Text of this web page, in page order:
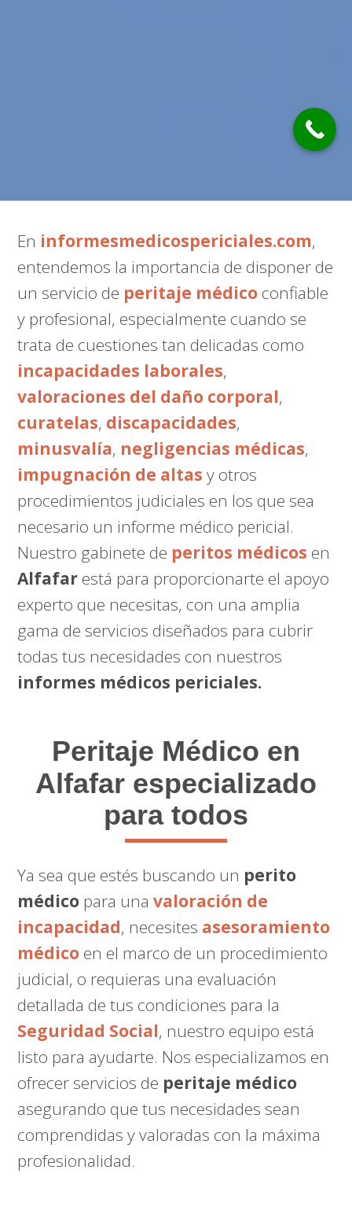
En informesmedicospericiales.com,
entendemos la importancia de disponer de
un servicio de peritaje médico confiable
y profesional, especialmente cuando se
trata de cuestiones tan delicadas como
incapacidades laborales,
valoraciones del daño corporal,
curatelas, discapacidades,
minusvalía, negligencias médicas,
impugnación de altas y otros
procedimientos judiciales en los que sea
necesario un informe médico pericial.
Nuestro gabinete de peritos médicos en
Alfafar está para proporcionarte el apoyo
experto que necesitas, con una amplia
gama de servicios diseñados para cubrir
todas tus necesidades con nuestros
informes médicos periciales.
Peritaje Médico en
Alfafar especializado
para todos
Ya sea que estés buscando un perito
médico para unavaloración de
incapacidad, necesites asesoramiento
médico en el marco de un procedimiento
judicial, o requieras una evaluación
detallada de tus condiciones para la
Seguridad Social, nuestro equipo está
listo para ayudarte. Nos especializamos en
ofrecer servicios de peritaje médico
asegurando que tus necesidades sean
comprendidas y valoradas con la máxima
profesionalidad.